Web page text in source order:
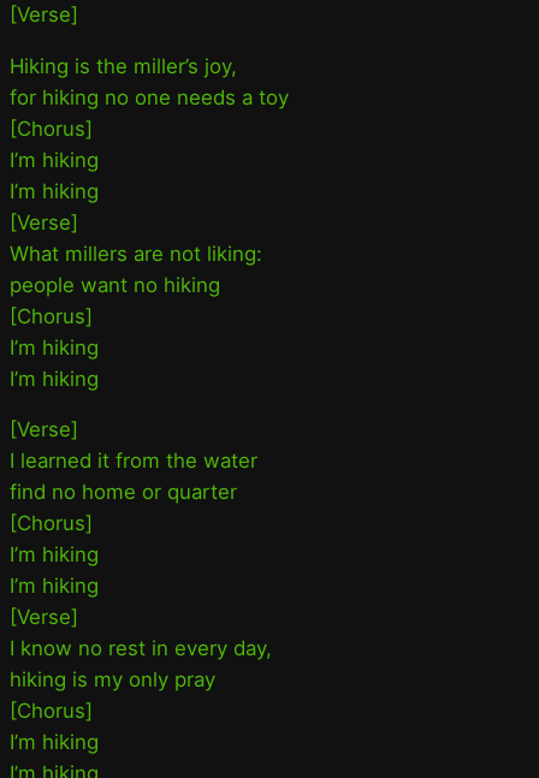
[Verse]
Hiking is the miller’s joy,
for hiking no one needs a toy
[Chorus]
I’m hiking
I’m hiking
[Verse]
What millers are not liking:
people want no hiking
[Chorus]
I’m hiking
I’m hiking
[Verse]
I learned it from the water
find no home or quarter
[Chorus]
I’m hiking
I’m hiking
[Verse]
I know no rest in every day,
hiking is my only pray
[Chorus]
I’m hiking